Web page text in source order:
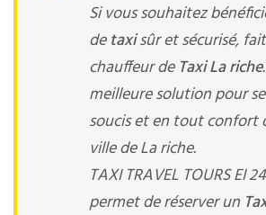
Si vous souhaitez
detaxisûr et sécurisé,
chauffeur de Taxi La riche
meilleure solution pour
soucis et en tout confort
ville de La riche.
TAXI TRAVEL TOURS EI
permet de réserver un